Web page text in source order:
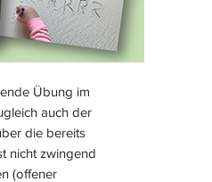
Übung im
auch der
die bereits
nicht zwingend
(offener